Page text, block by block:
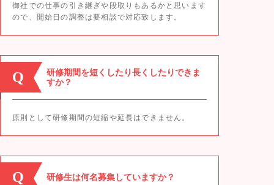
御社での仕事の引き継ぎや段取りもあるかと思います
ので、開始日の調整は要相談で対応致します。
Q
研修期間を短くしたり長くしたりできま
すか？
原則として研修期間の短縮や延長はできません。
Q 研修生は何名募集していますか？